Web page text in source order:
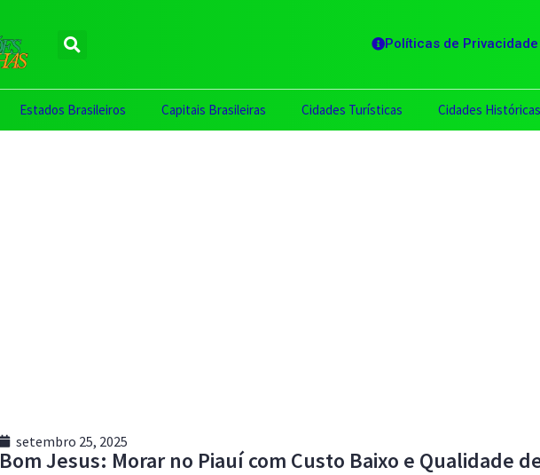
Políticas de Privacidade
Estados Brasileiros Capitais Brasileiras Cidades Turísticas Cidades Históricas
setembro 25, 2025
Bom Jesus: Morar no Piauí com Custo Baixo e Qualidade